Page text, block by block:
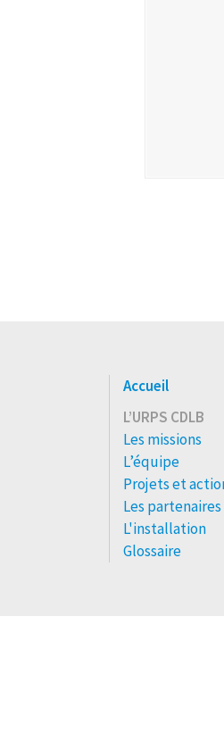
Accueil
L’URPS CDLB
Les missions
L’équipe
Projets et
Les partenaires
L'installation
Glossaire